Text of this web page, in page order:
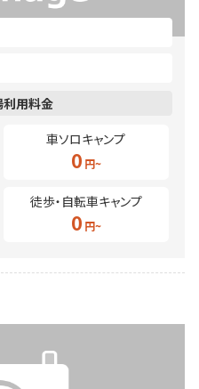
車ソロキャンプ
0
徒歩・自転車キャンプ
0